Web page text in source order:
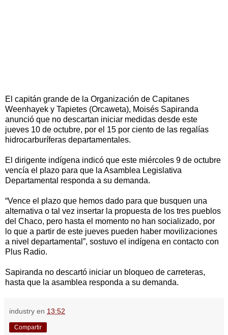
El capitán grande de la Organización de Capitanes
Weenhayek y Tapietes (Orcaweta), Moisés Sapiranda
anunció que no descartan iniciar medidas desde este
jueves 10 de octubre, por el 15 por ciento de las regalías
hidrocarburíferas departamentales.
El dirigente indígena indicó que este miércoles 9 de octubre
vencía el plazo para que la Asamblea Legislativa
Departamental responda a su demanda.
“Vence el plazo que hemos dado para que busquen una
alternativa o tal vez insertar la propuesta de los tres pueblos
del Chaco, pero hasta el momento no han socializado, por
lo que a partir de este jueves pueden haber movilizaciones
a nivel departamental”, sostuvo el indígena en contacto con
Plus Radio.
Sapiranda no descartó iniciar un bloqueo de carreteras,
hasta que la asamblea responda a su demanda.
industry en 13:52
Compartir